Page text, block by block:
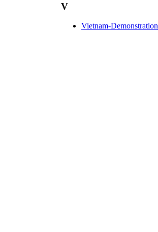
V
Vietnam-Demonstration